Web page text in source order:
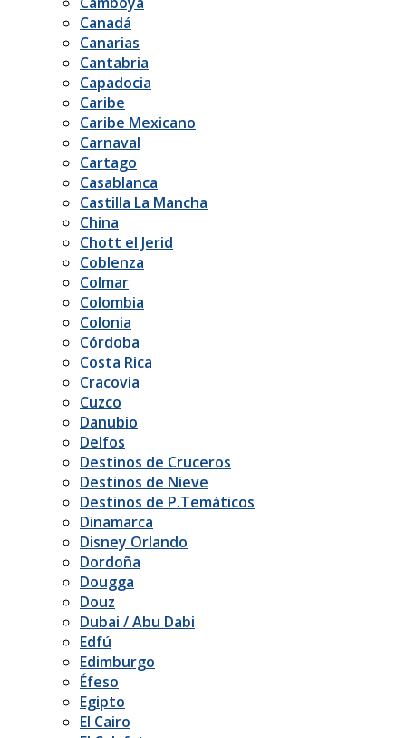
Canadá
Canarias
Cantabria
Capadocia
Caribe
Caribe Mexicano
Carnaval
Cartago
Casablanca
Castilla La Mancha
China
Chott el Jerid
Coblenza
Colmar
Colombia
Colonia
Córdoba
Costa Rica
Cracovia
Cuzco
Danubio
Delfos
Destinos de Cruceros
Destinos de Nieve
Destinos de P.Temáticos
Dinamarca
Disney Orlando
Dordoña
Dougga
Douz
Dubai / Abu Dabi
Edfú
Edimburgo
Éfeso
Egipto
El Cairo